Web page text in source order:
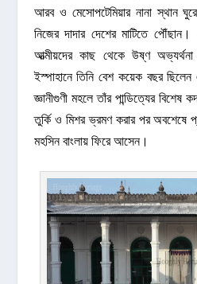
আরব ও মেসোপটেমিয়ার নানা স্থান
নিজের দাদার দেশের মাটিতে
আত্মীয়দের কাছ থেকে উষ্ণ
ইস্পাহানে তিনি বেশ কয়েক বছর ছিলেন
জ্ঞানীগুণী মহলে তাঁর পান্ডিত্যের
তুর্কি ও মিশর ভ্রমণ করার পর অবশেষে
মহসিন বাংলায় ফিরে আসেন।